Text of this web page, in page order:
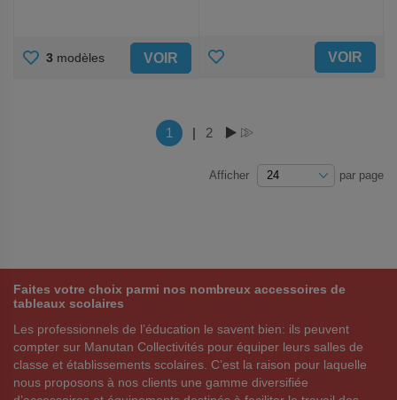
AJOUTER
3 modèles VOIR AJOUTER VOIR
PageVous lisez actuellement la page
1 | Page
2
Afficher par page
Faites votre choix parmi nos nombreux accessoires de
tableaux scolaires
Les professionnels de l’éducation le savent bien: ils peuvent
compter sur Manutan Collectivités pour équiper leurs salles de
classe et établissements scolaires. C’est la raison pour laquelle
nous proposons à nos clients une gamme diversifiée